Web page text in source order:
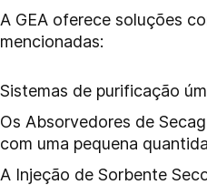
A GEA oferece soluções
mencionadas:
Sistemas de purificação
Os Absorvedores de
com uma pequena
A Injeção de Sorbente